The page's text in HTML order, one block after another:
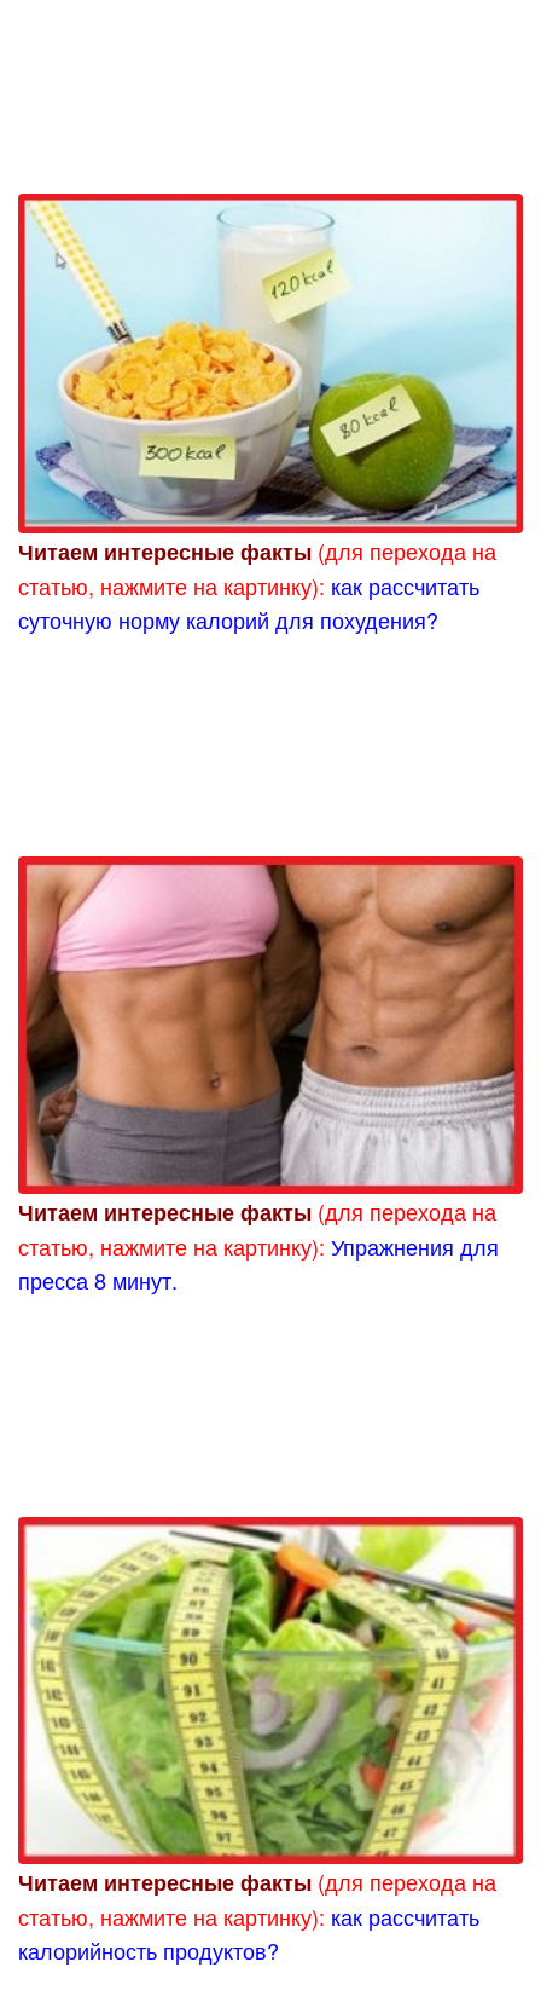
Читаем интересные факты (для перехода на
статью, нажмите на картинку): как рассчитать
суточную норму калорий для похудения?
Читаем интересные факты (для перехода на
статью, нажмите на картинку): Упражнения для
пресса 8 минут.
Читаем интересные факты (для перехода на
статью, нажмите на картинку): как рассчитать
калорийность продуктов?